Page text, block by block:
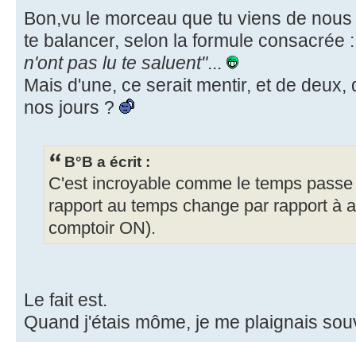
Bon,vu le morceau que tu viens de
te balancer, selon la formule consacrée
n'ont pas lu te saluent"...
Mais d'une, ce serait mentir, et de
nos jours ?
B°B a écrit :
C'est incroyable comme le temps
rapport au temps change par rapport à
comptoir ON).
Le fait est.
Quand j'étais môme, je me plaignais